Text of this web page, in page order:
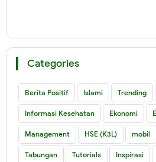
Categories
Berita Positif Islami Trending
Informasi Kesehatan Ekonomi
Management HSE (K3L) mobil
Tabungan Tutorials Inspirasi